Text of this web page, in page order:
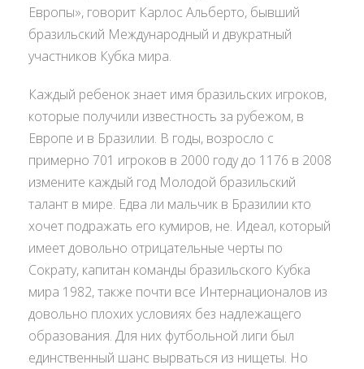
Европы», говорит Карлос Альберто, бывший
бразильский Международный и двукратный
участников Кубка мира.
Каждый ребенок знает имя бразильских игроков,
которые получили известность за рубежом, в
Европе и в Бразилии. В годы, возросло с
примерно 701 игроков в 2000 году до 1176 в 2008
измените каждый год Молодой бразильский
талант в мире. Едва ли мальчик в Бразилии кто
хочет подражать его кумиров, не. Идеал, который
имеет довольно отрицательные черты по
Сократу, капитан команды бразильского Кубка
мира 1982, также почти все Интернационалов из
довольно плохих условиях без надлежащего
образования. Для них футбольной лиги был
единственный шанс вырваться из нищеты. Но